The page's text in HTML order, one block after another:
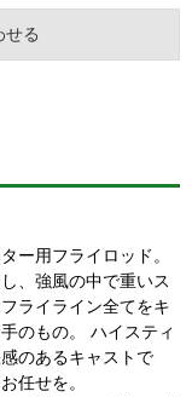
せる
ー用フライロッド。
、強風の中で重いス
ライライン全てをキ
のもの。 ハイスティ
のあるキャストで
任せを。